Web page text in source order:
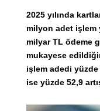
2025 yılında
milyon adet işlem
milyar TL ödeme
mukayese
işlem adedi
ise yüzde 52,9